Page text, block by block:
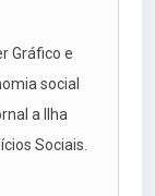
Gráfico e
social
a Ilha
Sociais.